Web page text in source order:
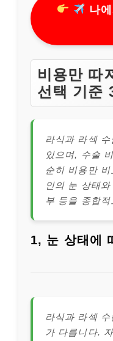
나
비용만 따
선택 기준
라식과 라섹
있으며, 수술
순히 비용만
인의 눈 상태
부 등을 종합
1, 눈 상태에
라식과 라섹
가 다릅니다.